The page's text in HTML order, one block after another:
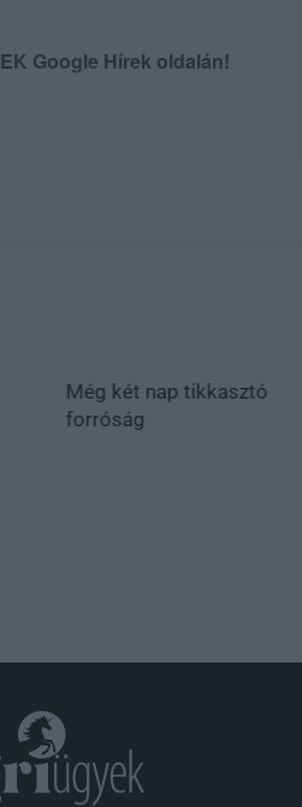
Google Hírek oldalán!
Még két nap tikkasztó
forróság